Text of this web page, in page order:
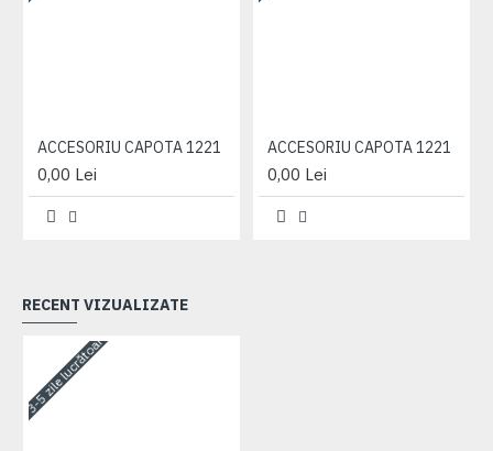
ACCESORIU CAPOTA 1221
0,00 Lei
ACCESORIU CAPOTA 1221
0,00 Lei
RECENT VIZUALIZATE
3-5 zile lucrătoare